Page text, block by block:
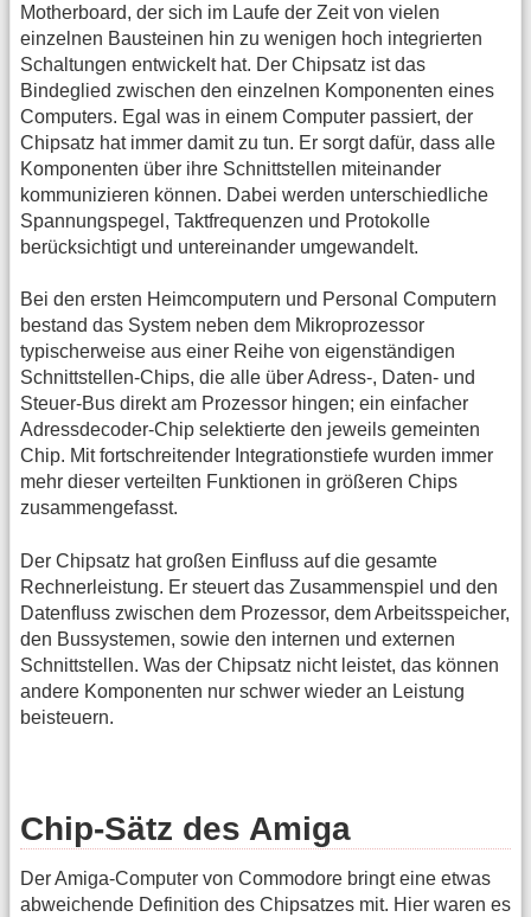
Motherboard, der sich im Laufe der Zeit von vielen
einzelnen Bausteinen hin zu wenigen hoch integrierten
Schaltungen entwickelt hat. Der Chipsatz ist das
Bindeglied zwischen den einzelnen Komponenten eines
Computers. Egal was in einem Computer passiert, der
Chipsatz hat immer damit zu tun. Er sorgt dafür, dass alle
Komponenten über ihre Schnittstellen miteinander
kommunizieren können. Dabei werden unterschiedliche
Spannungspegel, Taktfrequenzen und Protokolle
berücksichtigt und untereinander umgewandelt.
Bei den ersten Heimcomputern und Personal Computern
bestand das System neben dem Mikroprozessor
typischerweise aus einer Reihe von eigenständigen
Schnittstellen-Chips, die alle über Adress-, Daten- und
Steuer-Bus direkt am Prozessor hingen; ein einfacher
Adressdecoder-Chip selektierte den jeweils gemeinten
Chip. Mit fortschreitender Integrationstiefe wurden immer
mehr dieser verteilten Funktionen in größeren Chips
zusammengefasst.
Der Chipsatz hat großen Einfluss auf die gesamte
Rechnerleistung. Er steuert das Zusammenspiel und den
Datenfluss zwischen dem Prozessor, dem Arbeitsspeicher,
den Bussystemen, sowie den internen und externen
Schnittstellen. Was der Chipsatz nicht leistet, das können
andere Komponenten nur schwer wieder an Leistung
beisteuern.
Chip-Sätz des Amiga
Der Amiga-Computer von Commodore bringt eine etwas
abweichende Definition des Chipsatzes mit. Hier waren es